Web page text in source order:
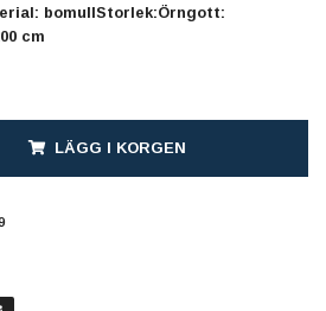
bomullStorlek:Örngott:
cm
LÄGG I KORGEN